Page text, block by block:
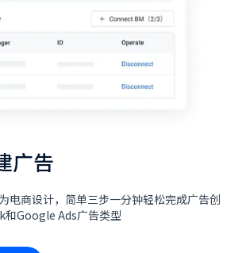
广告
电商设计，简单三步一分钟轻松完成广告创
和Google Ads广告类型